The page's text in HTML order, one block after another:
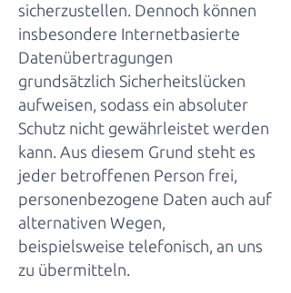
sicherzustellen. Dennoch können
insbesondere Internetbasierte
Datenübertragungen
grundsätzlich Sicherheitslücken
aufweisen, sodass ein absoluter
Schutz nicht gewährleistet werden
kann. Aus diesem Grund steht es
jeder betroffenen Person frei,
personenbezogene Daten auch auf
alternativen Wegen,
beispielsweise telefonisch, an uns
zu übermitteln.